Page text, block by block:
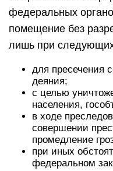
федеральных
помещение без
лишь при
для пресечения
деяния;
с целью
населения,
в ходе
совершении
промедление
при иных
федеральном